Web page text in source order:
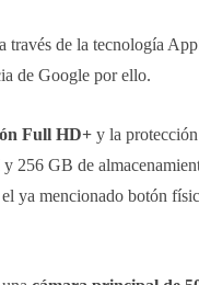
a través de la tecnología
de Google por ello.
Full HD+ y la
y 256 GB de
ya mencionado botón